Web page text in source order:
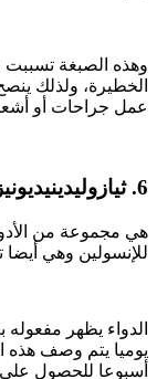
وهذه الصبغة تسببت
عمل جراحات أو
6. ثيازوليدينيديونيز Thiazolidinediones
هي مجموعة من
للإنسولين وهي
الدواء يظهر
أسبوعا للحصول على